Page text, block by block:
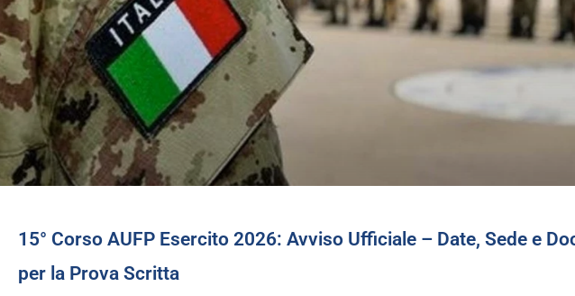
15° Corso AUFP Esercito 2026: Avviso Ufficiale – Date, Sede e
per la Prova Scritta